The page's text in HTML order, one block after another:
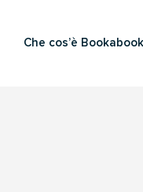
Che cos’è